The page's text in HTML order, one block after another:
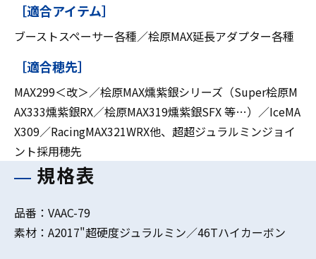
［適合アイテム］
ブーストスペーサー各種／桧原MAX延長アダプター各種
［適合穂先］
MAX299＜改＞／桧原MAX燻紫銀シリーズ（Super桧原M
AX333燻紫銀RX／桧原MAX319燻紫銀SFX 等…）／IceMA
X309／RacingMAX321WRX他、超超ジュラルミンジョイ
ント採用穂先
規格表
品番：VAAC-79
素材：A2017"超硬度ジュラルミン／46Tハイカーボン